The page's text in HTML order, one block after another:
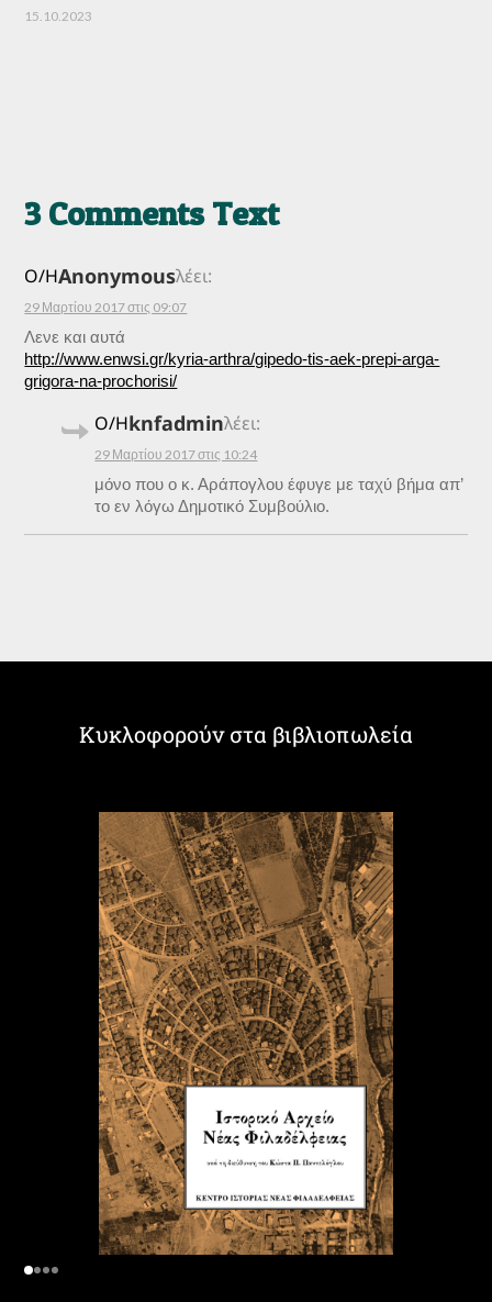
15.10.2023
3 Comments Text
Ο/ΗAnonymousλέει:
29 Μαρτίου 2017 στις 09:07
Λενε και αυτά
http://www.enwsi.gr/kyria-arthra/gipedo-tis-aek-prepi-arga-
grigora-na-prochorisi/
Ο/Ηknfadminλέει:
29 Μαρτίου 2017 στις 10:24
μόνο που ο κ. Αράπογλου έφυγε με ταχύ βήμα απ’
το εν λόγω Δημοτικό Συμβούλιο.
Κυκλοφορούν στα βιβλιοπωλεία